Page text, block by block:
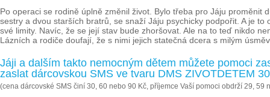
Po operaci se rodině úplně změnil život. Bylo třeba pro Jáju
sestry a dvou starších bratrů, se snaží Jáju psychicky podpořit. A je
své limity. Navíc, že se její stav bude zhoršovat. Ale na to teď nikdo
Lázních a rodiče doufají, že s nimi jejich statečná dcera s milým
Jáji a dalším takto nemocným dětem můžete pomoci
zaslat dárcovskou SMS ve tvaru DMS ZIVOTDETEM
(cena dárcovské SMS činí 30, 60 nebo 90 Kč, příjemce Vaší pomoci obdrží 29, 59